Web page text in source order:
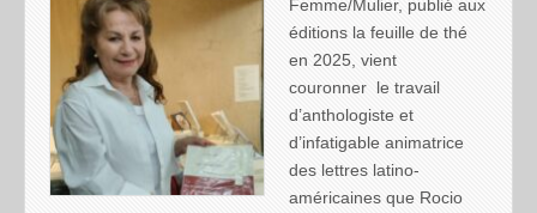
Femme/Mulier, publié aux
éditions la feuille de thé
en 2025, vient
couronner le travail
d’anthologiste et
d’infatigable animatrice
des lettres latino-
américaines que Rocio